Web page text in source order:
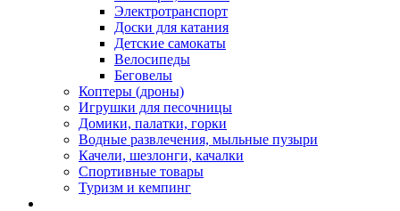
Электротранспорт
Доски для катания
Детские самокаты
Велосипеды
Беговелы
Коптеры (дроны)
Игрушки для песочницы
Домики, палатки, горки
Водные развлечения, мыльные пузыри
Качели, шезлонги, качалки
Спортивные товары
Туризм и кемпинг